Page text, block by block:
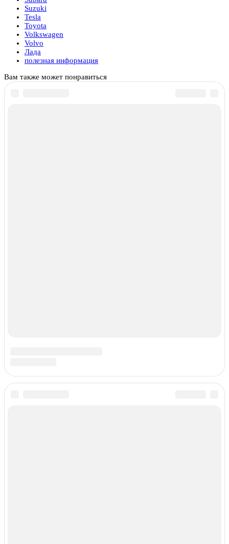
Suzuki
Tesla
Toyota
Volkswagen
Volvo
Лада
полезная информация
Вам также может понравиться